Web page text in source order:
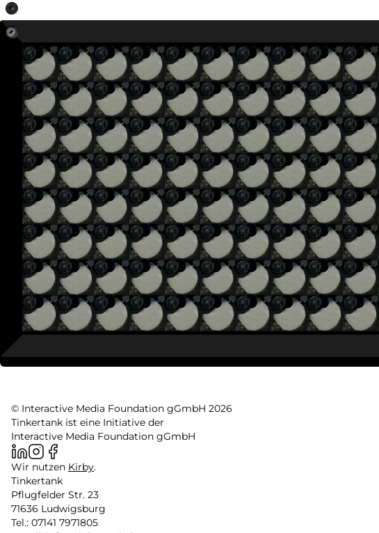
© Interactive Media Foundation gGmbH 2026
Tinkertank ist eine Initiative der
Interactive Media Foundation gGmbH
Wir nutzen Kirby.
Tinkertank
Pflugfelder Str. 23
71636 Ludwigsburg
Tel.: 07141 7971805